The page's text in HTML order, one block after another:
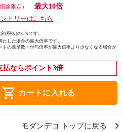
途限定）
最大10倍
トリーはこちら
(税抜)の1％です。
した場合の最大倍率です。
の進呈数・付与倍率が最大倍率より少なくなる場合が
払ならポイント3倍
shopping_cart カートに入れる
モダンデコ トップに戻る